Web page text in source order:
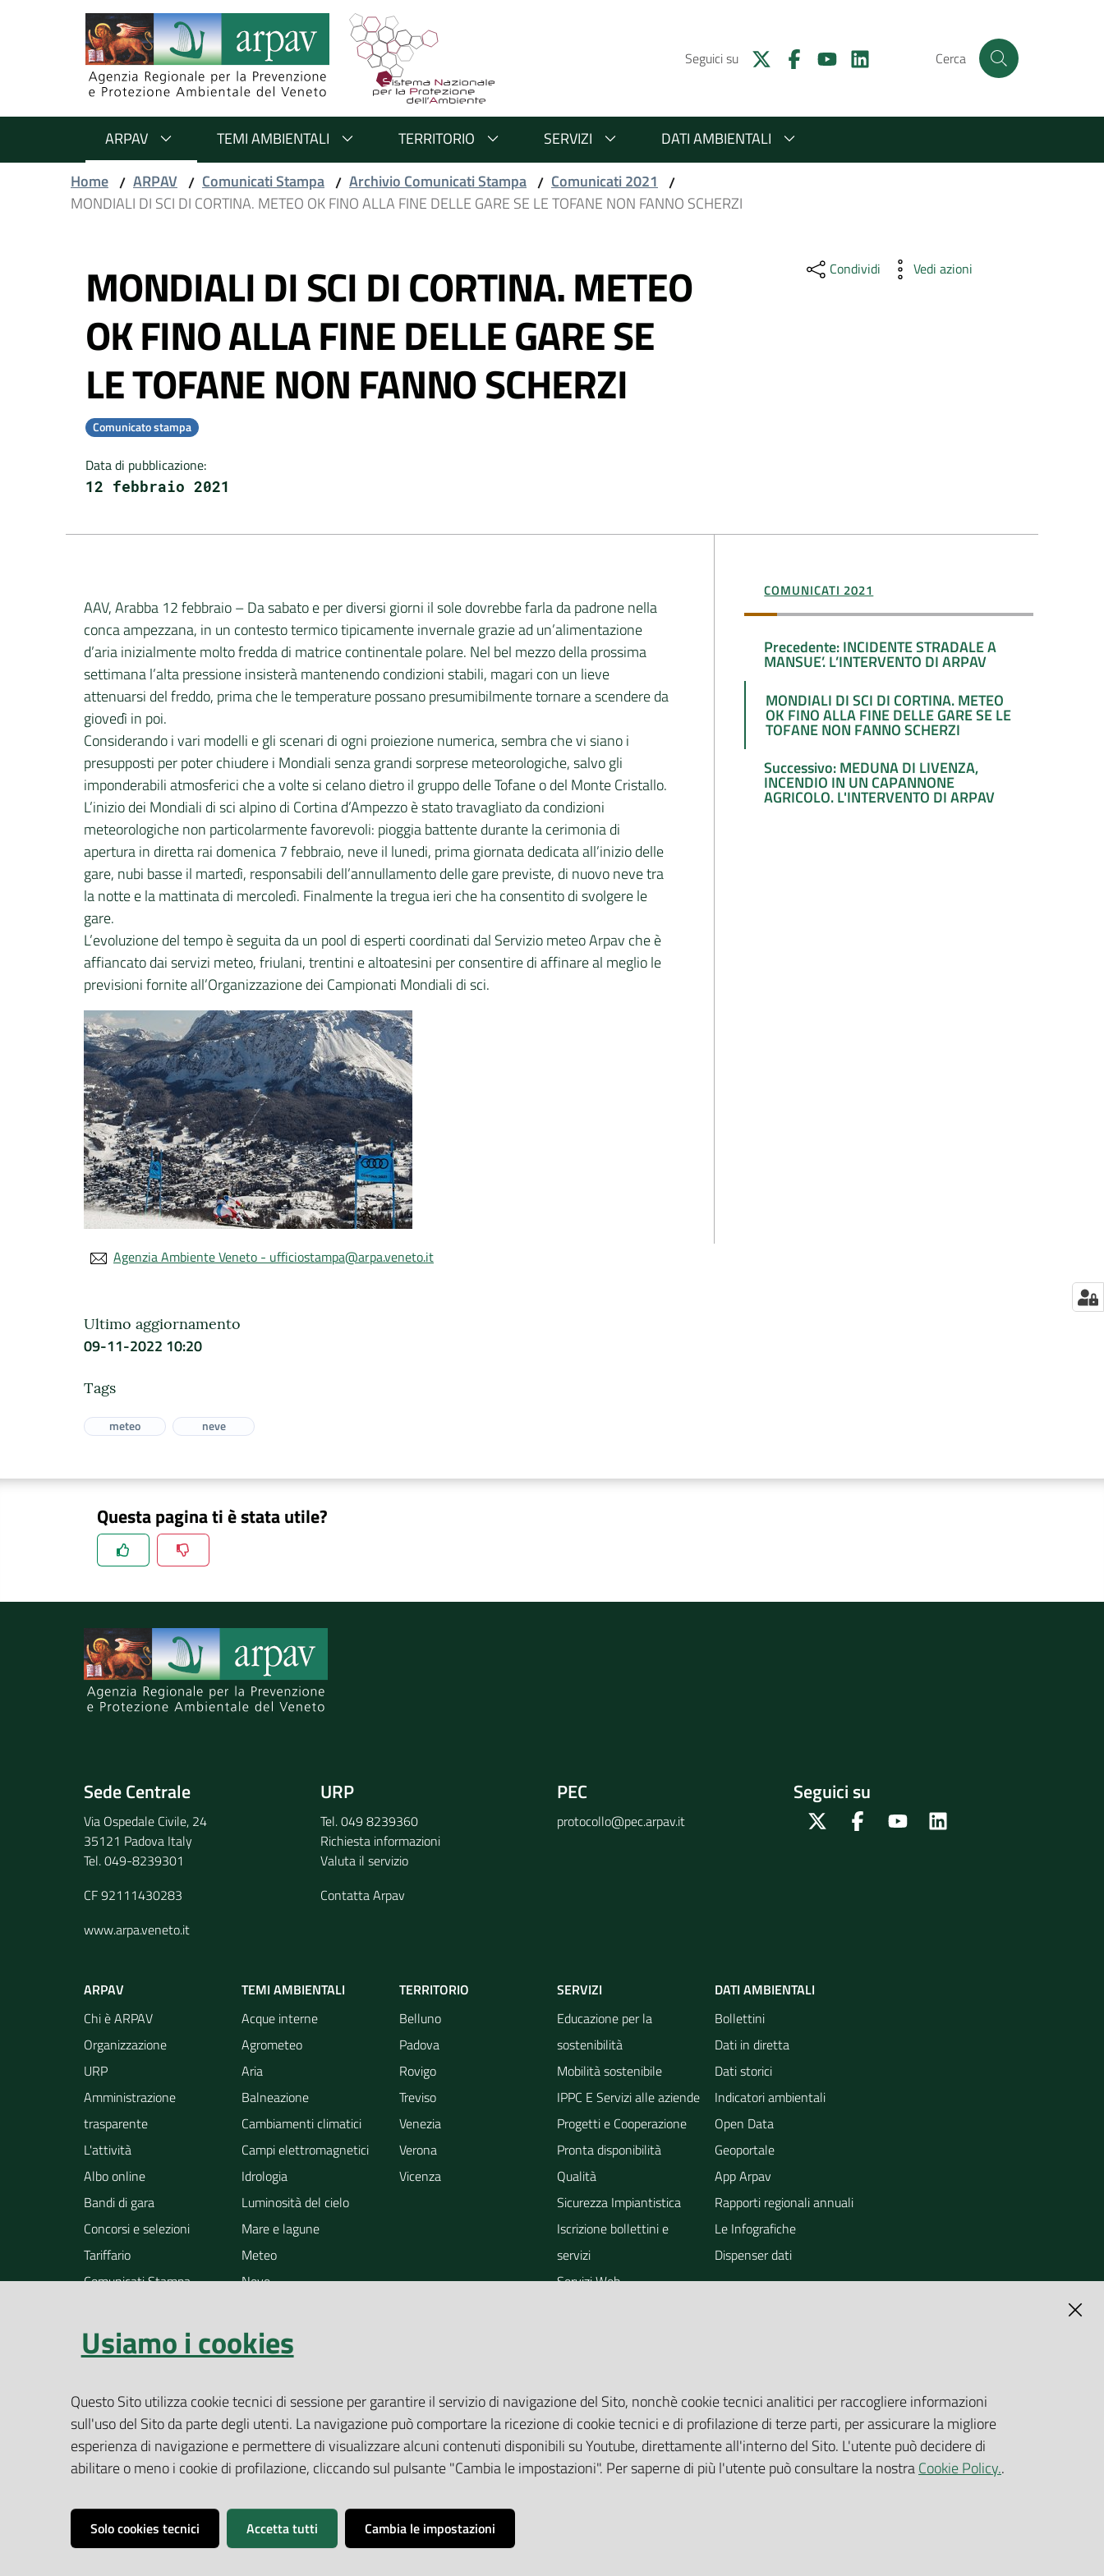
Salta al contenuto
Salta alla navigazione
Salta al footer
Seguici su Cerca
ARPAV TEMI AMBIENTALI TERRITORIO SERVIZI
DATI AMBIENTALI
Home / ARPAV / Comunicati Stampa / Archivio Comunicati Stampa / Comunicati 2021 /
MONDIALI DI SCI DI CORTINA. METEO OK FINO ALLA FINE DELLE GARE SE LE TOFANE NON FANNO SCHERZI
MONDIALI DI SCI DI CORTINA. METEO
OK FINO ALLA FINE DELLE GARE SE
LE TOFANE NON FANNO SCHERZI
Comunicato stampa
Data di pubblicazione:
12 febbraio 2021
Condividi Vedi azioni
AAV, Arabba 12 febbraio – Da sabato e per diversi giorni il sole dovrebbe farla da padrone nella
conca ampezzana, in un contesto termico tipicamente invernale grazie ad un’alimentazione
d’aria inizialmente molto fredda di matrice continentale polare. Nel bel mezzo della prossima
settimana l’alta pressione insisterà mantenendo condizioni stabili, magari con un lieve
attenuarsi del freddo, prima che le temperature possano presumibilmente tornare a scendere da
giovedì in poi.
Considerando i vari modelli e gli scenari di ogni proiezione numerica, sembra che vi siano i
presupposti per poter chiudere i Mondiali senza grandi sorprese meteorologiche, salvo gli
imponderabili atmosferici che a volte si celano dietro il gruppo delle Tofane o del Monte Cristallo.
L’inizio dei Mondiali di sci alpino di Cortina d’Ampezzo è stato travagliato da condizioni
meteorologiche non particolarmente favorevoli: pioggia battente durante la cerimonia di
apertura in diretta rai domenica 7 febbraio, neve il lunedi, prima giornata dedicata all’inizio delle
gare, nubi basse il martedì, responsabili dell’annullamento delle gare previste, di nuovo neve tra
la notte e la mattinata di mercoledì. Finalmente la tregua ieri che ha consentito di svolgere le
gare.
L’evoluzione del tempo è seguita da un pool di esperti coordinati dal Servizio meteo Arpav che è
affiancato dai servizi meteo, friulani, trentini e altoatesini per consentire di affinare al meglio le
previsioni fornite all’Organizzazione dei Campionati Mondiali di sci.
COMUNICATI 2021
Precedente: INCIDENTE STRADALE A
MANSUE’. L’INTERVENTO DI ARPAV
MONDIALI DI SCI DI CORTINA. METEO
OK FINO ALLA FINE DELLE GARE SE LE
TOFANE NON FANNO SCHERZI
Successivo: MEDUNA DI LIVENZA,
INCENDIO IN UN CAPANNONE
AGRICOLO. L'INTERVENTO DI ARPAV
Agenzia Ambiente Veneto - ufficiostampa@arpa.veneto.it
Ultimo aggiornamento
09-11-2022 10:20
Tags
meteo neve
Questa pagina ti è stata utile?
Spiegaci perchè, e aiutaci a migliorare il servizio
Sede Centrale
Via Ospedale Civile, 24
35121 Padova Italy
Tel. 049-8239301
CF 92111430283
www.arpa.veneto.it
URP
Tel. 049 8239360
Richiesta informazioni
Valuta il servizio
Contatta Arpav
PEC
protocollo@pec.arpav.it
Seguici su
Twitter FacebookYoutube
ARPAV
Chi è ARPAV
Organizzazione
URP
Amministrazione
trasparente
L'attività
Albo online
Bandi di gara
Concorsi e selezioni
Tariffario
Comunicati Stampa
TEMI AMBIENTALI
Acque interne
Agrometeo
Aria
Balneazione
Cambiamenti climatici
Campi elettromagnetici
Idrologia
Luminosità del cielo
Mare e lagune
Meteo
Neve
Pollini
Radioattività
Rumore
Siti contaminati
Suolo
TERRITORIO
Belluno
Padova
Rovigo
Treviso
Venezia
Verona
Vicenza
SERVIZI
Educazione per la
sostenibilità
Mobilità sostenibile
IPPC E Servizi alle aziende
Progetti e Cooperazione
Pronta disponibilità
Qualità
Sicurezza Impiantistica
Iscrizione bollettini e
servizi
Servizi Web
DATI AMBIENTALI
Bollettini
Dati in diretta
Dati storici
Indicatori ambientali
Open Data
Geoportale
App Arpav
Rapporti regionali annuali
Le Infografiche
Dispenser dati
Vai alla pagina
Usiamo i cookies
Questo Sito utilizza cookie tecnici di sessione per garantire il servizio di navigazione del Sito, nonchè cookie tecnici analitici per raccogliere informazioni
sull'uso del Sito da parte degli utenti. La navigazione può comportare la ricezione di cookie tecnici e di profilazione di terze parti, per assicurare la migliore
esperienza di navigazione e permettere di visualizzare alcuni contenuti disponibili su Youtube, direttamente all'interno del Sito. L'utente può decidere di
abilitare o meno i cookie di profilazione, cliccando sul pulsante "Cambia le impostazioni". Per saperne di più l'utente può consultare la nostraCookie Policy..
Solo cookies tecnici Accetta tutti Cambia le impostazioni